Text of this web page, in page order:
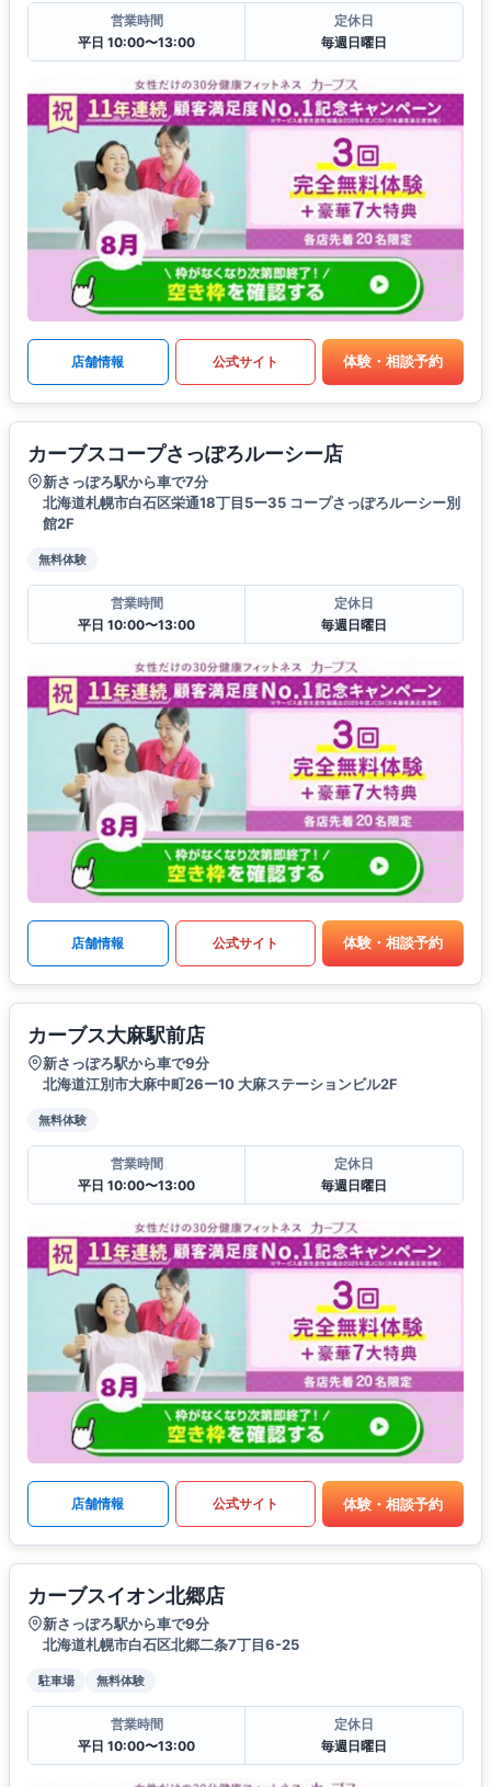
営業時間
平日 10:00〜13:00
定休日
毎週日曜日
店舗情報 公式サイト 体験・相談予約
カーブスコープさっぽろルーシー店
新さっぽろ駅から車で7分
北海道札幌市白石区栄通18丁目5ー35 コープさっぽろルーシー別
館2F
無料体験
営業時間
平日 10:00〜13:00
定休日
毎週日曜日
店舗情報 公式サイト 体験・相談予約
カーブス大麻駅前店
新さっぽろ駅から車で9分
北海道江別市大麻中町26ー10 大麻ステーションビル2F
無料体験
営業時間
平日 10:00〜13:00
定休日
毎週日曜日
店舗情報 公式サイト 体験・相談予約
カーブスイオン北郷店
新さっぽろ駅から車で9分
北海道札幌市白石区北郷二条7丁目6-25
駐車場 無料体験
営業時間
平日 10:00〜13:00
定休日
毎週日曜日